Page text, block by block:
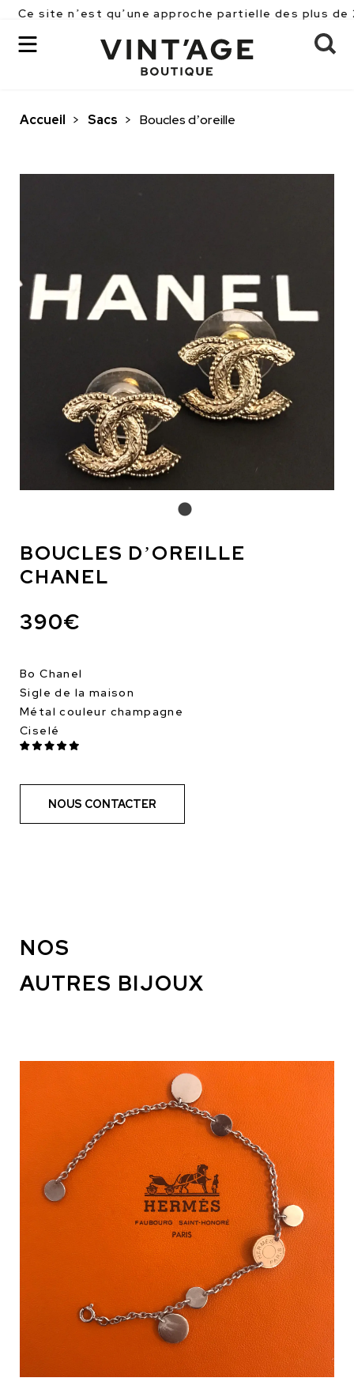
qu’une approche partielle des plus de 2500
Accueil > Sacs > Boucles d’oreille
BOUCLES D’OREILLE
CHANEL
390€
Bo Chanel
Sigle de la maison
Métal couleur champagne
Ciselé
NOUS CONTACTER
NOS
AUTRES BIJOUX